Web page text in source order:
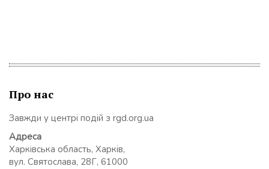
Про нас
Завжди у центрі подій з rgd.org.ua
Адреса
Харківська область, Харків,
вул. Святослава, 28Г, 61000